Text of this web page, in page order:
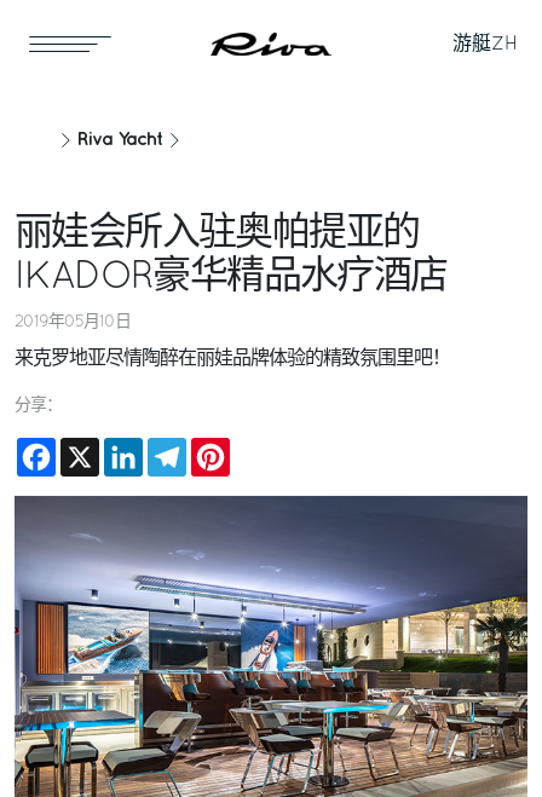
游艇ZH
Riva Yacht
丽娃会所入驻奥帕提亚的
IKADOR豪华精品水疗酒店
2019年05月10日
来克罗地亚尽情陶醉在丽娃品牌体验的精致氛围里吧！
分享：
Facebook
X LinkedInTelegram